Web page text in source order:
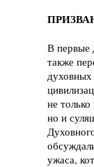
В первые
также
духовных
не
но и
ужаса,